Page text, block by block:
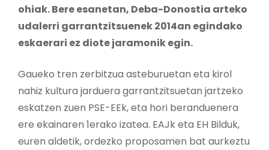
ohiak. Bere esanetan, Deba-Donostia arteko
udalerri garrantzitsuenek 2014an egindako
eskaerari ez diote jaramonik egin.
Gaueko tren zerbitzua asteburuetan eta kirol
nahiz kultura jarduera garrantzitsuetan jartzeko
eskatzen zuen PSE-EEk, eta hori beranduenera
ere ekainaren 1erako izatea. EAJk eta EH Bilduk,
euren aldetik, ordezko proposamen bat aurkeztu